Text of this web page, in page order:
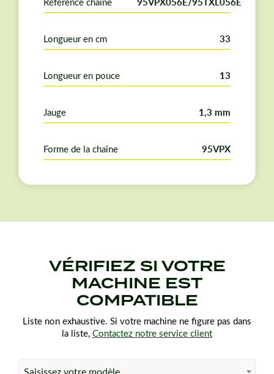
Longueur en cm 33
Longueur en pouce 13
Jauge 1,3 mm
Forme de la chaîne 95VPX
VÉRIFIEZ SI VOTRE
MACHINE EST
COMPATIBLE
Liste non exhaustive. Si votre machine ne figure pas dans
la liste, Contactez notre service client
Saisissez votre modèle…